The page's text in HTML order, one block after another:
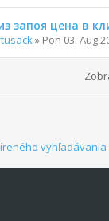
запоя цена в
» Pon 03. Aug
vyhľadávania